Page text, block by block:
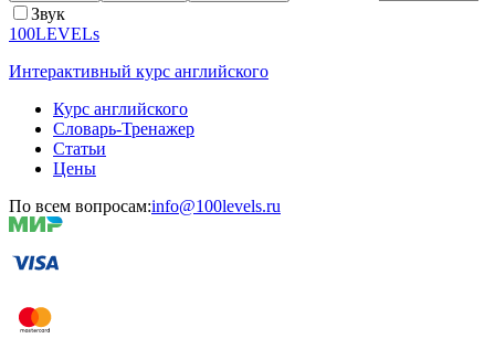
Звук
100LEVELs
Интерактивный курс английского
Курс английского
Словарь-Тренажер
Статьи
Цены
По всем вопросам:info@100levels.ru